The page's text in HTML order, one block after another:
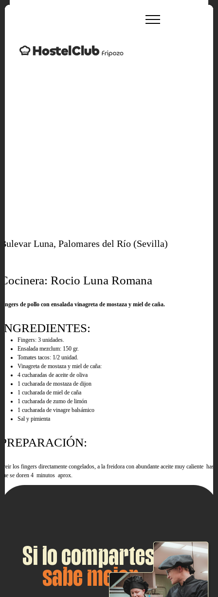
Bulevar Luna, Palomares del Río (Sevilla)
Cocinera: Rocio Luna Romana
Fingers de pollo con ensalada vinagreta de mostaza y miel de caña.
INGREDIENTES:
Fingers: 3 unidades.
Ensalada mezclum: 150 gr.
Tomates tacos: 1/2 unidad.
Vinagreta de mostaza y miel de caña:
4 cucharadas de aceite de oliva
1 cucharada de mostaza de dijon
1 cucharada de miel de caña
1 cucharada de zumo de limón
1 cucharada de vinagre balsámico
Sal y pimienta
PREPARACIÓN:
Freir los fingers directamente congelados, a la freidora con abundante aceite muy caliente hasta
que se doren 4 minutos aprox.
Repartir la ensalada mezclum por el plato, colocar los fingers.
Si lo compartes,
sabe mejor